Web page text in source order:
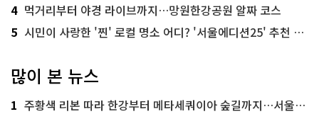
4 먹거리부터 야경 라이브까지…망원한강공원 알짜 코스
5 시민이 사랑한 '찐' 로컬 명소 어디? '서울에디션25' 추천 코스
많이 본 뉴스
1 주황색 리본 따라 한강부터 메타세쿼이아 숲길까지…서울둘레길 15코스